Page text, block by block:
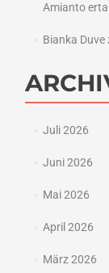
Amianto
Bianka Duve
Juli 2026
Juni 2026
Mai 2026
April 2026
März 2026